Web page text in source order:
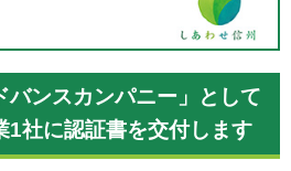
バンスカンパニー」として
1社に認証書を交付します